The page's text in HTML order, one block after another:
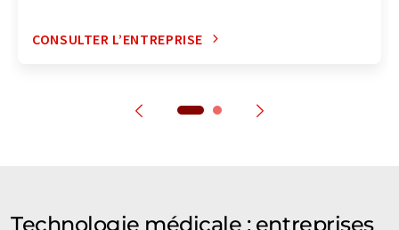
CONSULTER L’ENTREPRISE
Technologie médicale : entreprises